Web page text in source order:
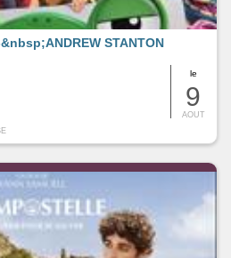
le
9
AOUT
STANTON